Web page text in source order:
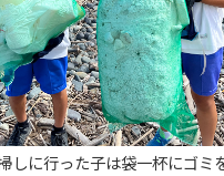
しに行った子は袋一杯にゴミ